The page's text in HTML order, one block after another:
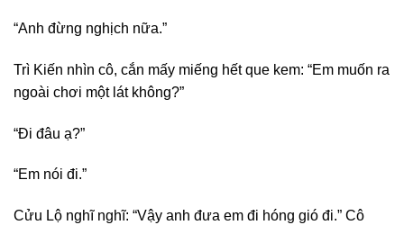
“Anh đừng nghịch nữa.”
Trì Kiến nhìn cô, cắn mấy miếng hết que kem: “Em muốn ra
ngoài chơi một lát không?”
“Đi đâu ạ?”
“Em nói đi.”
Cửu Lộ nghĩ nghĩ: “Vậy anh đưa em đi hóng gió đi.” Cô